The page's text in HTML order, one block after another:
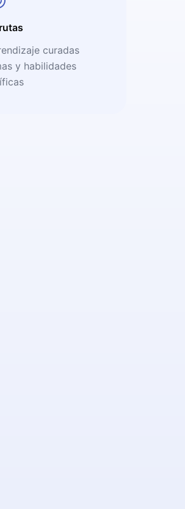
curadas
y habilidades